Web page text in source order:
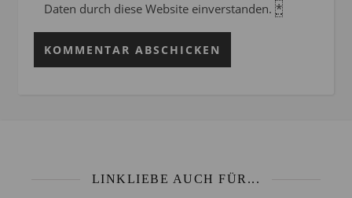
Daten durch diese Website einverstanden. *
LINKLIEBE AUCH FÜR...